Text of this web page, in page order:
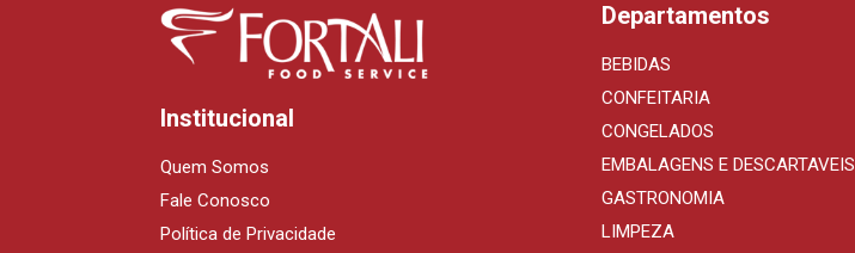
Institucional
Quem Somos
Fale Conosco
Política de Privacidade
Departamentos
BEBIDAS
CONFEITARIA
CONGELADOS
EMBALAGENS E DESCARTAVEIS
GASTRONOMIA
LIMPEZA